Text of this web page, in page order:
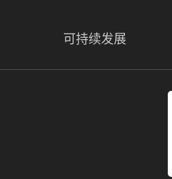
可持续发展
31.
am